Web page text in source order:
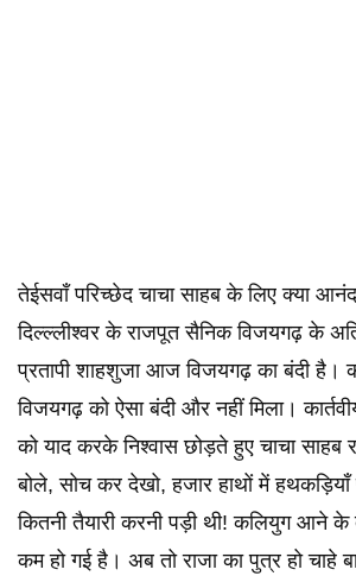
तेईसवाँ परिच्छेद चाचा साहब के लिए क्या
दिल्ल्लीश्वर के राजपूत सैनिक विजयगढ़ के
प्रतापी शाहशुजा आज विजयगढ़ का बंदी है।
विजयगढ़ को ऐसा बंदी और नहीं मिला।
को याद करके निश्वास छोड़ते हुए चाचा
बोले, सोच कर देखो, हजार हाथों में
कितनी तैयारी करनी पड़ी थी! कलियुग आने
कम हो गई है। अब तो राजा का पुत्र हो चाहे